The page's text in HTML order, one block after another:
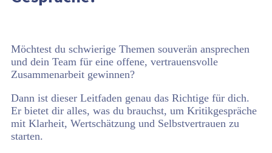
Möchtest du schwierige Themen souverän ansprechen
und dein Team für eine offene, vertrauensvolle
Zusammenarbeit gewinnen?
Dann ist dieser Leitfaden genau das Richtige für dich.
Er bietet dir alles, was du brauchst, um Kritikgespräche
mit Klarheit, Wertschätzung und Selbstvertrauen zu
starten.